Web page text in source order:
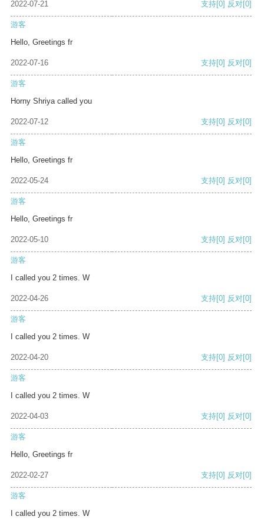
2022-07-21 支持[0] 反对[0]
游客
Hello, Greetings fr
2022-07-16 支持[0] 反对[0]
游客
Horny Shriya called you
2022-07-12 支持[0] 反对[0]
游客
Hello, Greetings fr
2022-05-24 支持[0] 反对[0]
游客
Hello, Greetings fr
2022-05-10 支持[0] 反对[0]
游客
I called you 2 times. W
2022-04-26 支持[0] 反对[0]
游客
I called you 2 times. W
2022-04-20 支持[0] 反对[0]
游客
I called you 2 times. W
2022-04-03 支持[0] 反对[0]
游客
Hello, Greetings fr
2022-02-27 支持[0] 反对[0]
游客
I called you 2 times. W